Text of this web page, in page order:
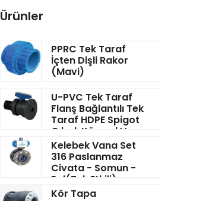
Ürünler
PPRC Tek Taraf
İçten Dişli Rakor
(Mavi)
U-PVC Tek Taraf
Flanş Bağlantılı Tek
Taraf HDPE Spigot
Çıkışlı Küresel Vana
Kelebek Vana Set
316 Paslanmaz
Civata - Somun -
Pul(Tek Etkili)
Kör Tapa